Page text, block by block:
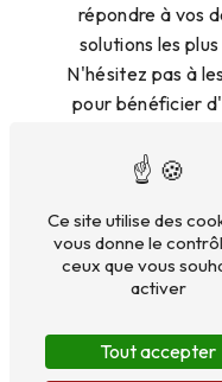
répondre à vos
solutions les
N'hésitez pas à
pour bénéficier
confort
Ce site utilise des
vous donne le
ceux que vous
activer
Tout accepter